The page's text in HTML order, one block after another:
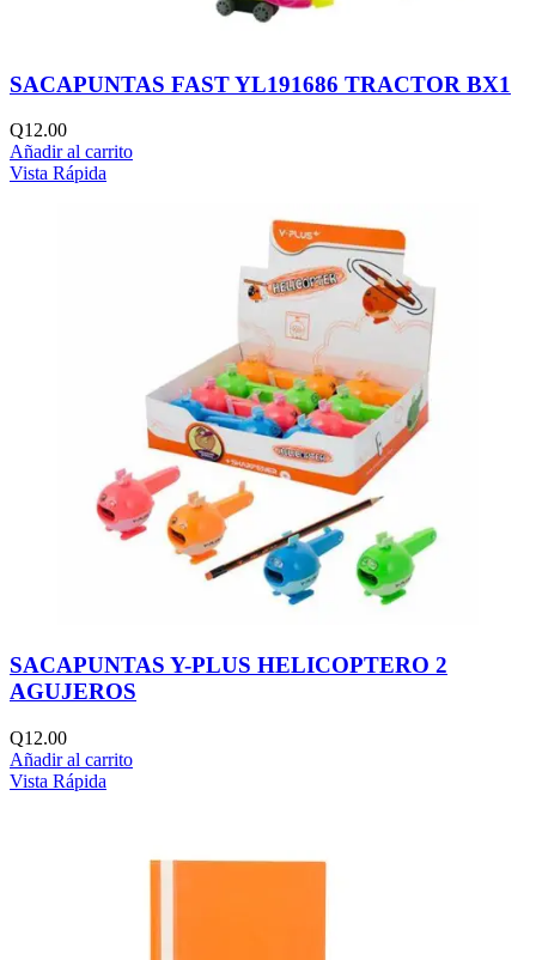
SACAPUNTAS FAST YL191686 TRACTOR BX1
Q12.00
Añadir al carrito
Vista Rápida
SACAPUNTAS Y-PLUS HELICOPTERO 2
AGUJEROS
Q12.00
Añadir al carrito
Vista Rápida